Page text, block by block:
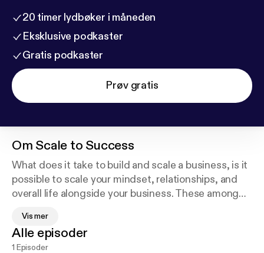
20 timer lydbøker i måneden
Eksklusive podkaster
Gratis podkaster
Prøv gratis
Om Scale to Success
What does it take to build and scale a business, is it
possible to scale your mindset, relationships, and
overall life alongside your business. These among
Hopefully giving you actionable steps to doing just
that and scale every aspect of your life to success!
Vis mer
Alle episoder
1 Episoder